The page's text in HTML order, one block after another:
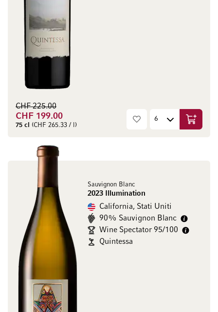
CHF 199.00
CHF 225.00
75 cl (CHF 265.33 / l)
Sauvignon Blanc
2023 Illumination
California, Stati Uniti
90% Sauvignon Blanc
Wine Spectator 95/100
Quintessa